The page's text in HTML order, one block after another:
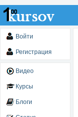
Войти
Регистрация
Видео
Курсы
Блоги